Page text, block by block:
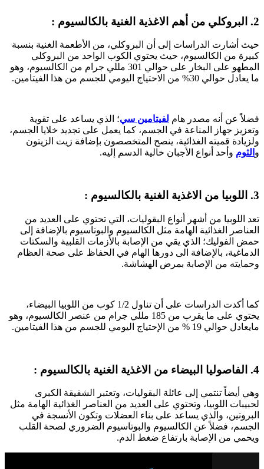
2. البروكلي من أهم الاغذية الغنية بالكالسيوم :
حيث أشارت الدراسات إلى أن البروكلي، من الأطعمة الغنية بنسبة
كبيرة من الكالسيوم، حيث يحتوي الكوب الواحد من البروكلي
المطهو على البخار على حوالي 301 مللي جرام من الكالسيوم، وهو
ما يعادل حوالي 30% من الاحتياج اليومي للجسم من هذا الفيتامين.
فضلاً عن أنه مصدر هام لفيتامين سي؛ الذي يساعد على تقوية
وتعزيز جهاز المناعة في الجسم، كما يعمل على تجديد خلايا الجسم،
ولزيادة قميته الغذائية، ينصح المتخصصون بإضافة زيت الزيتون
و الثوم وأحد أنواع الأجبان خالية الدسم إليه.
3. اللوبيا من الاغذية الغنية بالكالسيوم :
تعد اللوبيا من أشهر أنواع البقوليات، التي تحتوي على العديد من
العناصر الغذائية الهامة مثل الكالسيوم والبوتاسيوم بالإضافة إلى
حمض الفوليك؛ الذي يقي من الإصابة بالأزمات القلبية والسكتات
الدماغية، بالإضافة الى دورها الهام في الحفاظ على صحة العظام
وحمايته من الإصابة بمرض الهشاشة.
كما أكدت الدراسات على أن تناول 1/2 كوب من اللوبيا البيضاء،
يحتوي على ما يقرب من 185 مللي جرام من عنصر الكالسيوم، وهو
مايعادل حوالي 19 % من الإحتياج اليومي للجسم من هذا الفيتامين.
4. الفاصوليا البيضاء من الاغذية الغنية بالكالسيوم :
وهي أيضاً تنتمي إلى عائلة البقوليات، وتعتبر الشقيقة الكبرى
لحبيبات اللوبيا، وتحتوي على العديد من العناصر الغذائية الهامة مثل
البروتين، والذي يساعد على بناء العضلات وتكون الأنسجة في
الجسم، فضلاً عن الكالسيوم والبوتاسيوم الضروري لصحة القلب
ويحمي من الإصابة بارتفاع ضغط الدم.